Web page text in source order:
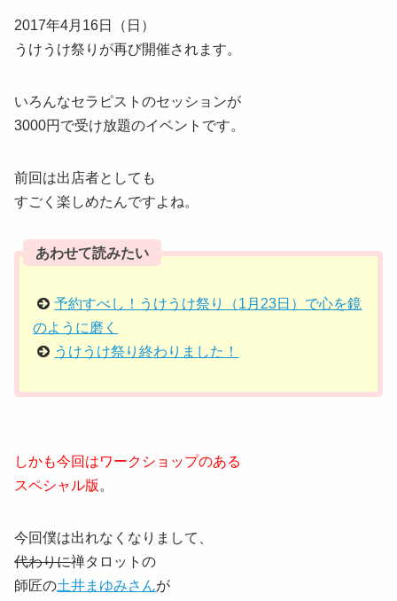
2017年4月16日（日）
うけうけ祭りが再び開催されます。
いろんなセラピストのセッションが
3000円で受け放題のイベントです。
前回は出店者としても
すごく楽しめたんですよね。
あわせて読みたい
予約すべし！うけうけ祭り（1月23日）で心を鏡
のように磨く
うけうけ祭り終わりました！
しかも今回はワークショップのある
スペシャル版。
今回僕は出れなくなりまして、
代わりに禅タロットの
師匠の土井まゆみさんが